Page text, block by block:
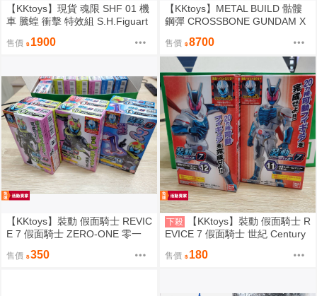
【KKtoys】現貨 魂限 SHF 01 機
車 騰蝗 衝擊 特效組 S.H.Figuart
CT EFFECT SET
售價 1900
【KKtoys】METAL BUILD 骷髏
鋼彈 CROSSBONE GUNDAM X
售價 8700
【KKtoys】裝動 假面騎士 REVIC
E 7 假面騎士 ZERO-ONE 零一
+9+10+13+14
售價 350
下殺
【KKtoys】裝動 假面騎士 R
EVICE 7 假面騎士 世紀 Century
售價 180